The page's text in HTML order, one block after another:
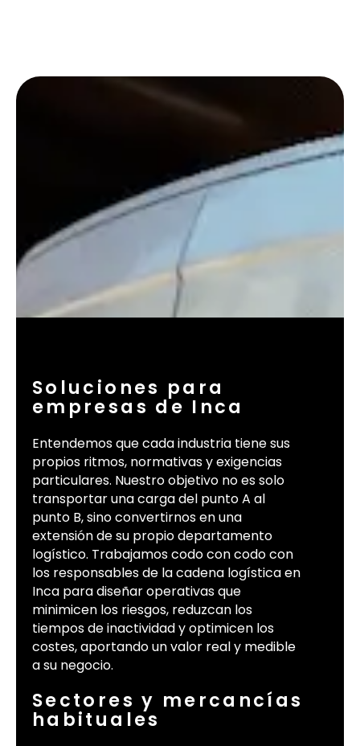
Soluciones para
empresas de Inca
Entendemos que cada industria tiene sus
propios ritmos, normativas y exigencias
particulares. Nuestro objetivo no es solo
transportar una carga del punto A al
punto B, sino convertirnos en una
extensión de su propio departamento
logístico. Trabajamos codo con codo con
los responsables de la cadena logística en
Inca para diseñar operativas que
minimicen los riesgos, reduzcan los
tiempos de inactividad y optimicen los
costes, aportando un valor real y medible
a su negocio.
Sectores y mercancías
habituales